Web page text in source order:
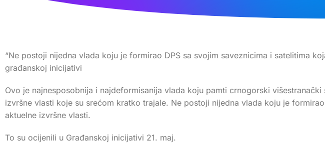
“Ne postoji nijedna vlada koju je formirao DPS sa svojim saveznicima i satelitima
građanskoj inicijativi
Ovo je najnesposobnija i najdeformisanija vlada koju pamti crnogorski
izvršne vlasti koje su srećom kratko trajale. Ne postoji nijedna vlada koju je
aktuelne izvršne vlasti.
To su ocijenili u Građanskoj inicijativi 21. maj.